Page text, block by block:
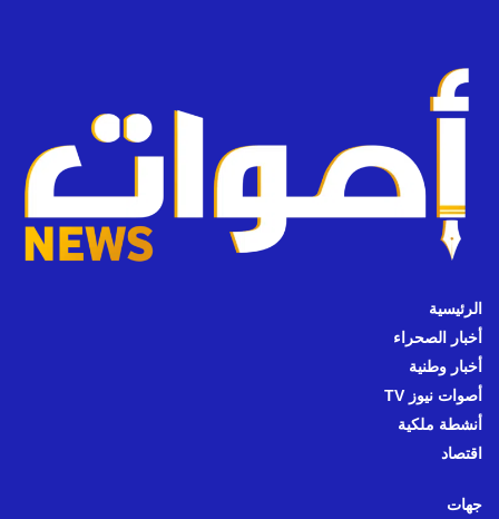
الرئيسية
أخبار الصحراء
أخبار وطنية
أصوات نيوز TV
أنشطة ملكية
اقتصاد
جهات